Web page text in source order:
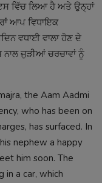
ਵਿੱਚ ਲਿਆ ਹੈ ਅਤੇ ਉਨ੍ਹਾਂ
ਆਪ ਵਿਧਾਇਕ
ਵਧਾਈ ਵਾਲਾ ਹੋਣ ਦੇ
ਜੁੜੀਆਂ ਚਰਚਾਵਾਂ ਨੂੰ
the Aam Aadmi
who has been on
has surfaced. In
nephew a happy
him soon. The
a car, which